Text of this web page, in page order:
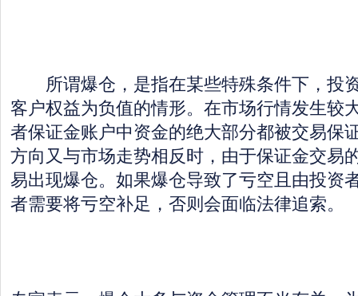
所谓爆仓，是指在某些特殊条件下，投
客户权益为负值的情形。在市场行情发生较
者保证金账户中资金的绝大部分都被交易保
方向又与市场走势相反时，由于保证金交易
易出现爆仓。如果爆仓导致了亏空且由投资
者需要将亏空补足，否则会面临法律追索。